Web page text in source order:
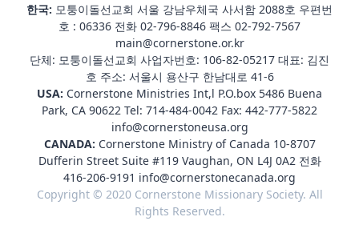
한국: 모퉁이돌선교회 서울 강남우체국 사서함 2088호 우편번
호 : 06336 전화 02-796-8846 팩스 02-792-7567
main@cornerstone.or.kr
단체: 모퉁이돌선교회 사업자번호: 106-82-05217 대표: 김진
호 주소: 서울시 용산구 한남대로 41-6
USA: Cornerstone Ministries Int,l P.O.box 5486 Buena
Park, CA 90622 Tel: 714-484-0042 Fax: 442-777-5822
info@cornerstoneusa.org
CANADA: Cornerstone Ministry of Canada 10-8707
Dufferin Street Suite #119 Vaughan, ON L4J 0A2 전화
416-206-9191 info@cornerstonecanada.org
Copyright © 2020 Cornerstone Missionary Society. All
Rights Reserved.